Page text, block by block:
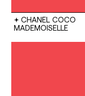
CHANEL COCO
MADEMOISELLE